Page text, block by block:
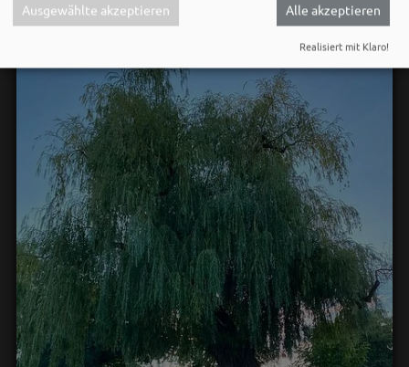
Ausgewählte akzeptieren Alle akzeptieren
Realisiert mit Klaro!